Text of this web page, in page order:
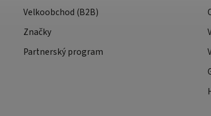
Velkoobchod (B2B)
Značky
Partnerský program